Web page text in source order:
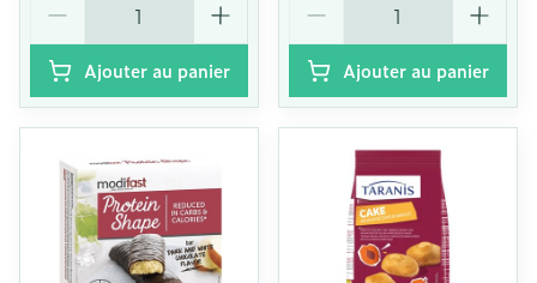
Ajouter au panier Ajouter au panier